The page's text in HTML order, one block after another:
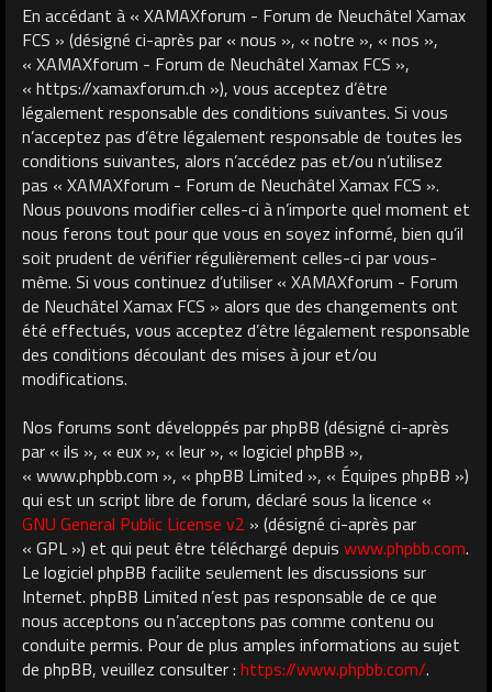
En accédant à « XAMAXforum - Forum de Neuchâtel Xamax
FCS » (désigné ci-après par « nous », « notre », « nos »,
« XAMAXforum - Forum de Neuchâtel Xamax FCS »,
« https://xamaxforum.ch »), vous acceptez d’être
légalement responsable des conditions suivantes. Si vous
n’acceptez pas d’être légalement responsable de toutes les
conditions suivantes, alors n’accédez pas et/ou n’utilisez
pas « XAMAXforum - Forum de Neuchâtel Xamax FCS ».
Nous pouvons modifier celles-ci à n’importe quel moment et
nous ferons tout pour que vous en soyez informé, bien qu’il
soit prudent de vérifier régulièrement celles-ci par vous-
même. Si vous continuez d’utiliser « XAMAXforum - Forum
de Neuchâtel Xamax FCS » alors que des changements ont
été effectués, vous acceptez d’être légalement responsable
des conditions découlant des mises à jour et/ou
modifications.
Nos forums sont développés par phpBB (désigné ci-après
par « ils », « eux », « leur », « logiciel phpBB »,
« www.phpbb.com », « phpBB Limited », « Équipes phpBB »)
qui est un script libre de forum, déclaré sous la licence «
GNU General Public License v2 » (désigné ci-après par
« GPL ») et qui peut être téléchargé depuis www.phpbb.com.
Le logiciel phpBB facilite seulement les discussions sur
Internet. phpBB Limited n’est pas responsable de ce que
nous acceptons ou n’acceptons pas comme contenu ou
conduite permis. Pour de plus amples informations au sujet
de phpBB, veuillez consulter : https://www.phpbb.com/.